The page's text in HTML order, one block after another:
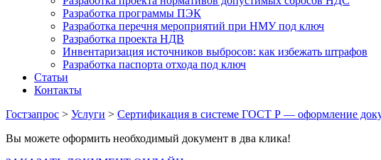
Разработка программы ПЭК
Разработка перечня мероприятий при НМУ под ключ
Разработка проекта НДВ
Инвентаризация источников выбросов: как избежать штрафов
Разработка паспорта отхода под ключ
Статьи
Контакты
Гостзапрос > Услуги > Сертификация в системе ГОСТ Р — оформление
Вы можете оформить необходимый документ в два клика!